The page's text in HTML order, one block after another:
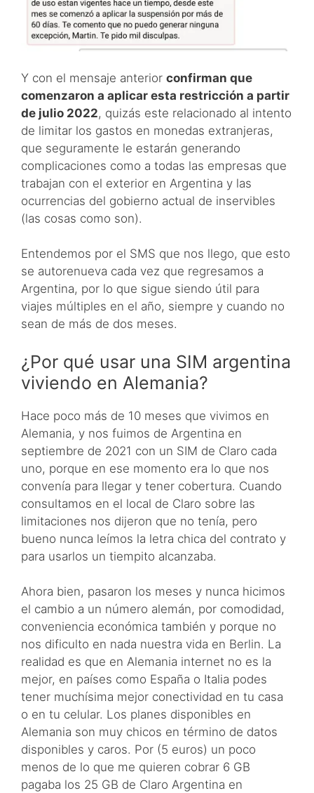
Y con el mensaje anterior confirman que
comenzaron a aplicar esta restricción a partir
de julio 2022, quizás este relacionado al intento
de limitar los gastos en monedas extranjeras,
que seguramente le estarán generando
complicaciones como a todas las empresas que
trabajan con el exterior en Argentina y las
ocurrencias del gobierno actual de inservibles
(las cosas como son).
Entendemos por el SMS que nos llego, que esto
se autorenueva cada vez que regresamos a
Argentina, por lo que sigue siendo útil para
viajes múltiples en el año, siempre y cuando no
sean de más de dos meses.
¿Por qué usar una SIM argentina
viviendo en Alemania?
Hace poco más de 10 meses que vivimos en
Alemania, y nos fuimos de Argentina en
septiembre de 2021 con un SIM de Claro cada
uno, porque en ese momento era lo que nos
convenía para llegar y tener cobertura. Cuando
consultamos en el local de Claro sobre las
limitaciones nos dijeron que no tenía, pero
bueno nunca leímos la letra chica del contrato y
para usarlos un tiempito alcanzaba.
Ahora bien, pasaron los meses y nunca hicimos
el cambio a un número alemán, por comodidad,
conveniencia económica también y porque no
nos dificulto en nada nuestra vida en Berlin. La
realidad es que en Alemania internet no es la
mejor, en países como España o Italia podes
tener muchísima mejor conectividad en tu casa
o en tu celular. Los planes disponibles en
Alemania son muy chicos en término de datos
disponibles y caros. Por (5 euros) un poco
menos de lo que me quieren cobrar 6 GB
pagaba los 25 GB de Claro Argentina en